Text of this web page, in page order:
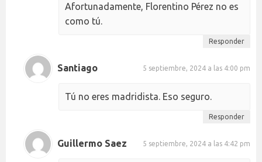
Afortunadamente, Florentino Pérez no es
como tú.
Responder
Santiago 5 septiembre, 2024 a las 4:00 pm
Tú no eres madridista. Eso seguro.
Responder
Guillermo Saez 5 septiembre, 2024 a las 4:42 pm